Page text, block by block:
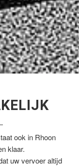
ook in Rhoon
klaar.
uw vervoer altijd